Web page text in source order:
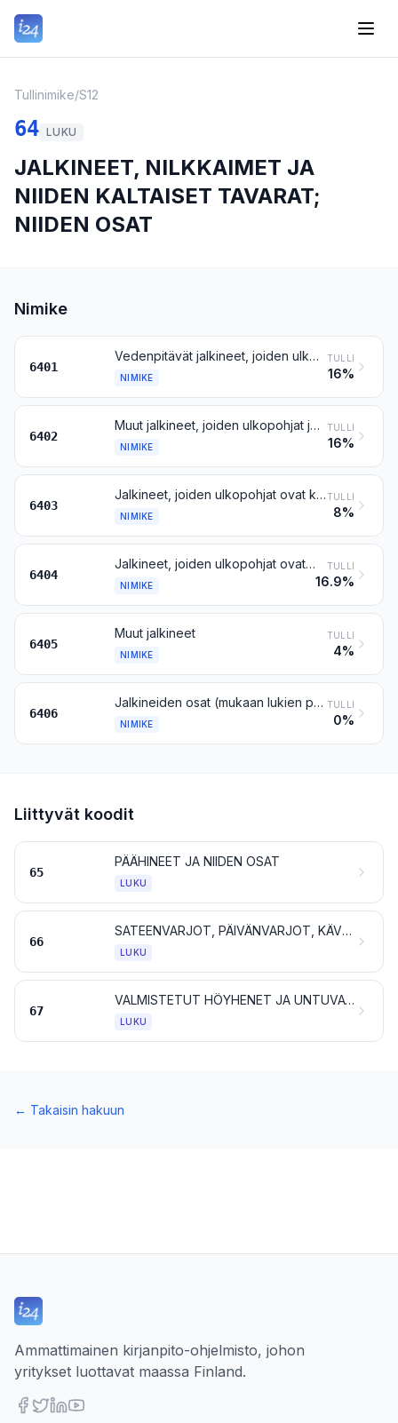
Tullinimike/S12
64 LUKU
JALKINEET, NILKKAIMET JA
NIIDEN KALTAISET TAVARAT;
NIIDEN OSAT
Nimike
6401
Vedenpitävät jalkineet, joiden ulkopohjat ja päälliset ovat kumia tai muovia ja joiden päällisiä ei ole kiinnitetty pohjaan eikä koottu ompelemalla, niittaamalla, naulaamalla, ruuvaamalla, tapittamalla tai niiden kaltaisella menetelmällä
NIMIKE
TULLI
16%
6402
Muut jalkineet, joiden ulkopohjat ja päälliset ovat kumia tai muovia
NIMIKE
TULLI
16%
6403
Jalkineet, joiden ulkopohjat ovat kumia, muovia, nahkaa tai tekonahkaa ja päälliset nahkaa
NIMIKE
TULLI
8%
6404
Jalkineet, joiden ulkopohjat ovat kumia, muovia, nahkaa tai tekonahkaa ja päälliset tekstiiliainetta
NIMIKE
TULLI
16.9%
6405
Muut jalkineet
NIMIKE
TULLI
4%
6406
Jalkineiden osat (mukaan lukien päälliset, myös jos ne on kiinnitetty muihin pohjiin kuin ulkopohjiin); irtopohjat, kantapäätyynyt ja niiden kaltaiset tavarat; nilkkaimet, säärystimet ja niiden kaltaiset tavarat sekä niiden osat
NIMIKE
TULLI
0%
Liittyvät koodit
65
PÄÄHINEET JA NIIDEN OSAT
LUKU
66
SATEENVARJOT, PÄIVÄNVARJOT, KÄVELYKEPIT, ISTUINKEPIT, RUOSKAT, RATSUPIISKAT SEKÄ NIIDEN OSAT
LUKU
67
VALMISTETUT HÖYHENET JA UNTUVAT SEKÄ HÖYHENISTÄ TAI UNTUVISTA VALMISTETUT TAVARAT; TEKOKUKAT; HIUKSISTA VALMISTETUT TAVARAT
LUKU
← Takaisin hakuun
Ammattimainen kirjanpito-ohjelmisto, johon
yritykset luottavat maassa Finland.